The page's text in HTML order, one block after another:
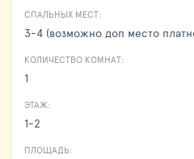
СПАЛЬНЫХ МЕСТ:
3-4 (возможно доп место
КОЛИЧЕСТВО КОМНАТ:
1
ЭТАЖ:
1-2
ПЛОЩАДЬ: